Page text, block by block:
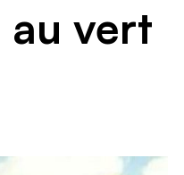
au vert